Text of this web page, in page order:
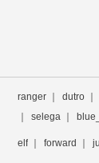
ranger dutro
selega
elf forward